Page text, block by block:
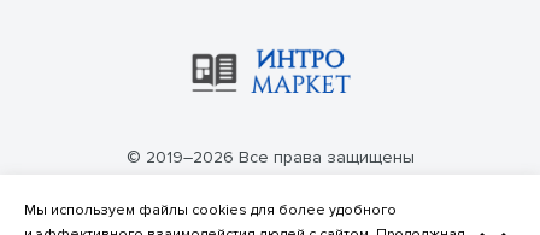
© 2019–2026 Все права защищены
Политика конфиденциальности
Мы используем файлы cookies для более удобного